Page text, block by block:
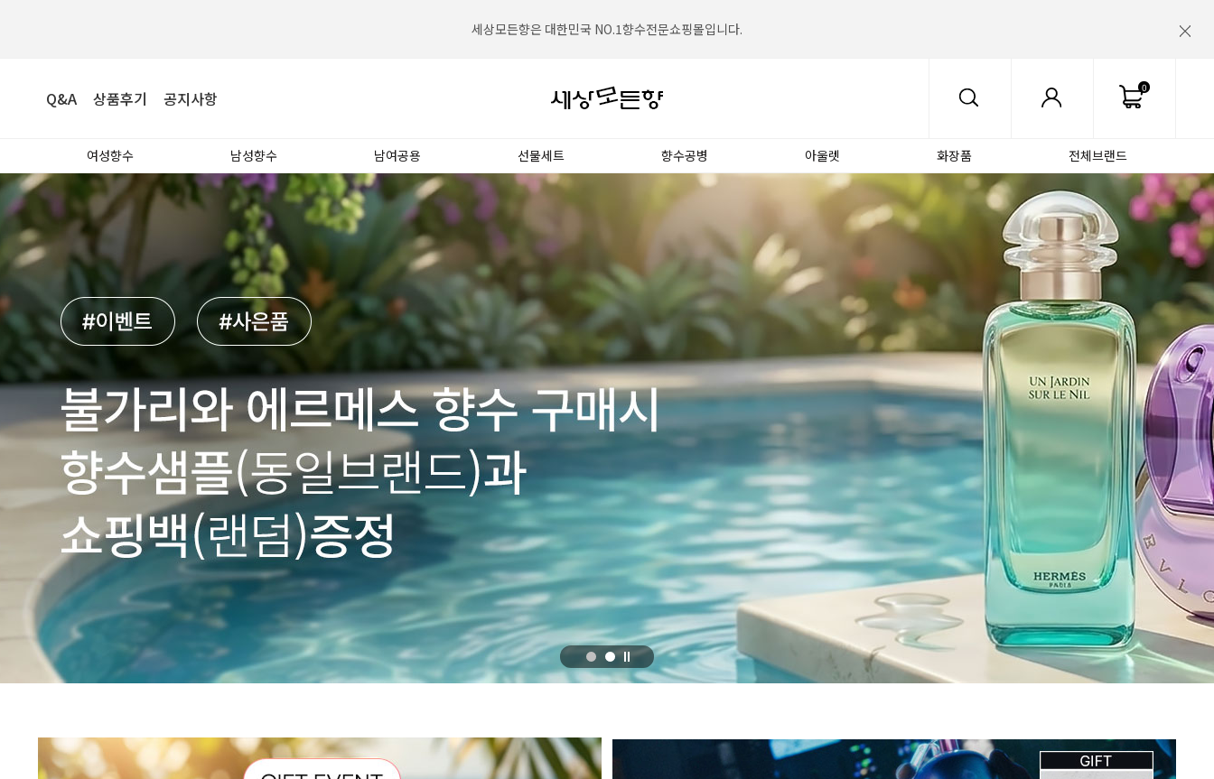
세상모든향은 대한민국 NO.1향수전문쇼핑몰입니다.
Q&A 상품후기 공지사항
0
여성향수 남성향수 남여공용 선물세트 향수공병 아울렛 화장품 전체브랜드